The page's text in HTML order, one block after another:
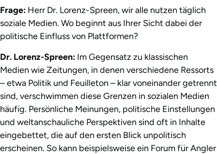
Frage: Herr Dr. Lorenz-Spreen, wir alle nutzen täglich
soziale Medien. Wo beginnt aus Ihrer Sicht dabei der
politische Einfluss von Plattformen?
Dr. Lorenz-Spreen: Im Gegensatz zu klassischen
Medien wie Zeitungen, in denen verschiedene Ressorts
– etwa Politik und Feuilleton – klar voneinander getrennt
sind, verschwimmen diese Grenzen in sozialen Medien
häufig. Persönliche Meinungen, politische Einstellungen
und weltanschauliche Perspektiven sind oft in Inhalte
eingebettet, die auf den ersten Blick unpolitisch
erscheinen. So kann beispielsweise ein Forum für Angler